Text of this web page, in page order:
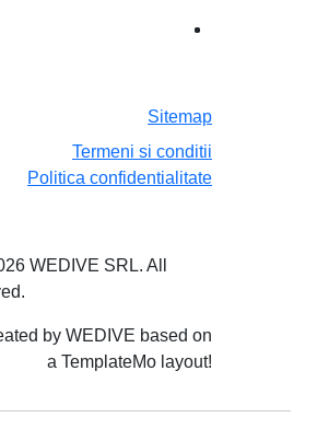
Sitemap
Termeni si conditii
Politica confidentialitate
WEDIVE SRL. All
by WEDIVE based on
a TemplateMo layout!